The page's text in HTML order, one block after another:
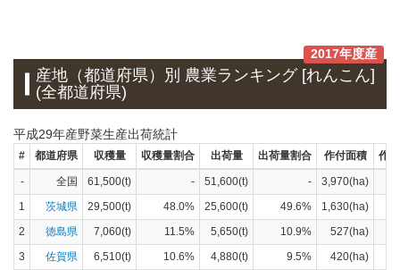
2017年度産
産地（都道府県）別 農業ランキング [れんこん]
(全都道府県)
平成29年産野菜生産出荷統計
# 都道府県 収穫量 収穫量割合 出荷量 出荷量割合 作付面積 作
- 全国 61,500(t) - 51,600(t) -
3,970(ha)
1
茨城県 29,500(t) 48.0% 25,600(t) 49.6%
1,630(ha)
2
徳島県 7,060(t) 11.5% 5,650(t) 10.9%
527(ha)
3
佐賀県 6,510(t) 10.6% 4,880(t) 9.5%
420(ha)